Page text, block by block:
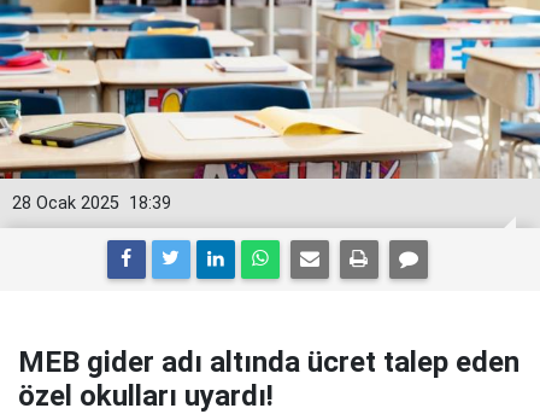
18:39
28 Ocak 2025
MEB gider adı altında ücret talep eden
özel okulları uyardı!